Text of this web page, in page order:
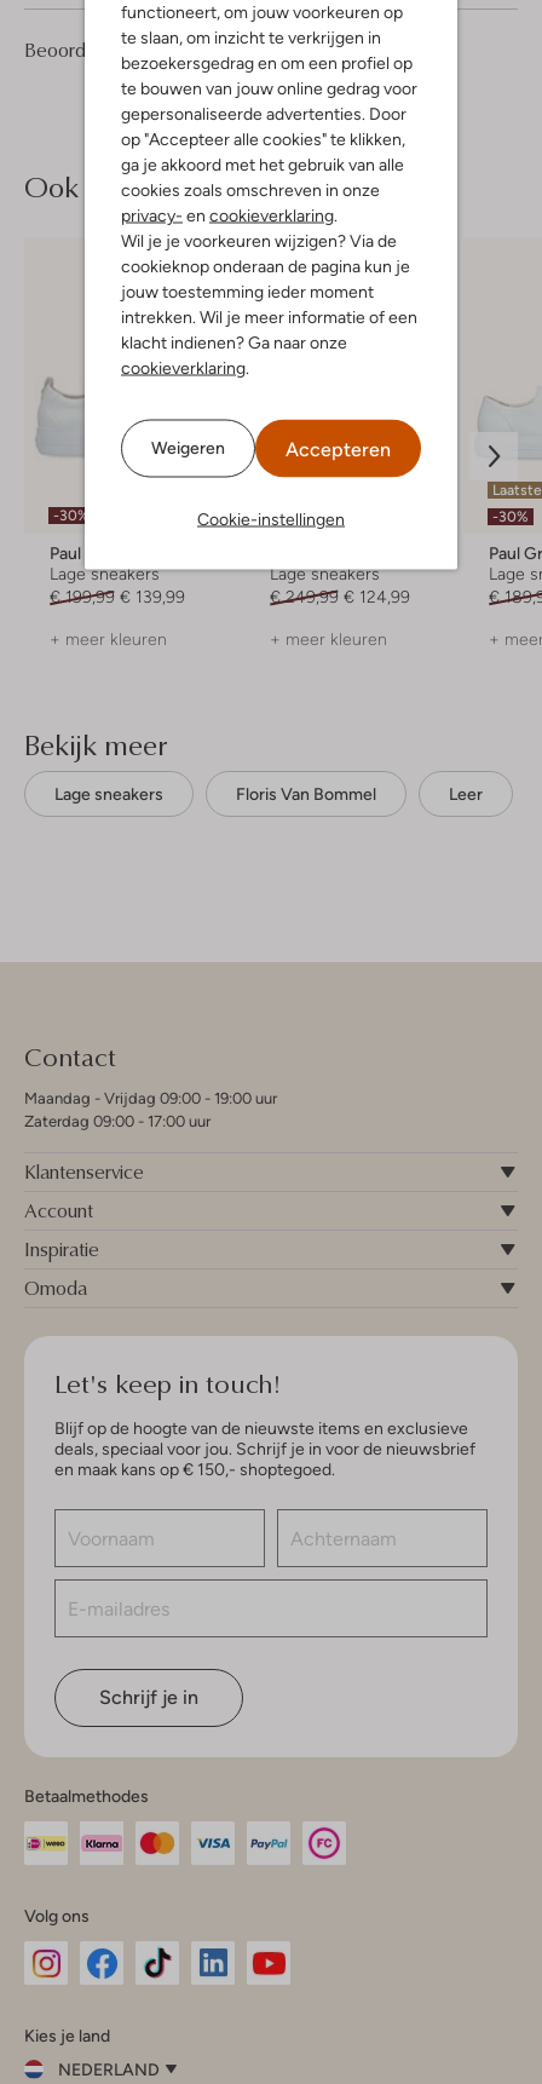
functioneert, om jouw voorkeuren op
te slaan, om inzicht te verkrijgen in
bezoekersgedrag en om een profiel op
te bouwen van jouw online gedrag voor
gepersonaliseerde advertenties. Door
op "Accepteer alle cookies" te klikken,
ga je akkoord met het gebruik van alle
cookies zoals omschreven in onze
privacy- en cookieverklaring
Wil je je voorkeuren wijzigen? Via de
cookieknop onderaan de pagina kun je
jouw toestemming ieder moment
intrekken. Wil je meer informatie of een
klacht indienen? Ga naar onze
cookieverklaring
Weigeren Accepteren
Cookie-instellingen
Beoordelingen (6) 4/5
6
4
Sterren
Ook iets voor jou?
-30%
Paul Green
Lage sneakers
€ 199,99 € 139,99
+ meer kleuren
-50%
Lage sneakers
€ 249,99 € 124,99
+ meer kleuren
-30%
Paul
Lage
€
+
Bekijk meer
Lage sneakers Floris Van Bommel Leer
Contact
Maandag - Vrijdag 09:00 - 19:00 uur
Zaterdag 09:00 - 17:00 uur
Klantenservice
Account
Inspiratie
Omoda
Let's keep in touch!
Blijf op de hoogte van de nieuwste items en exclusieve
deals, speciaal voor jou. Schrijf je in voor de nieuwsbrief
en maak kans op € 150,- shoptegoed.
Schrijf je in
Betaalmethodes
Volg ons
InstagramFacebook
Kies je land
NEDERLAND